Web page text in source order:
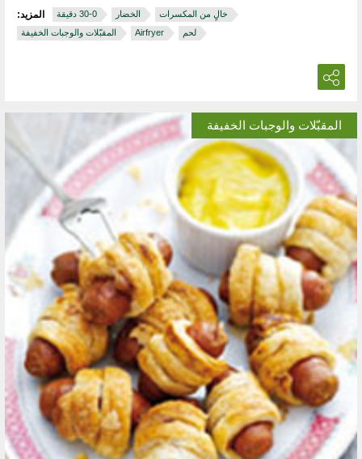
المزيد: الخضار
خالٍ من المكسرات
المقبّلات والوجبات الخفيفة
Airfryer لحم
المقبّلات والوجبات الخفيفة